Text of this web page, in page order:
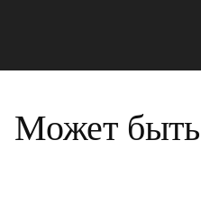
Может